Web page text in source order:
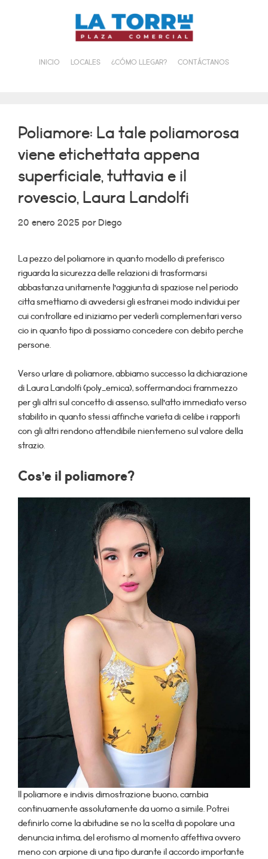
INICIO LOCALES ¿CÓMO LLEGAR? CONTÁCTANOS
Poliamore: La tale poliamorosa
viene etichettata appena
superficiale, tuttavia e il
rovescio, Laura Landolfi
20 enero 2025 porDiego
La pezzo del poliamore in quanto modello di preferisco
riguarda la sicurezza delle relazioni di trasformarsi
abbastanza unitamente l’aggiunta di spaziose nel periodo
citta smettiamo di avvedersi gli estranei modo individui per
cui controllare ed iniziamo per vederli complementari verso
cio in quanto tipo di possiamo concedere con debito perche
persone.
Verso urlare di poliamore, abbiamo successo la dichiarazione
di Laura Landolfi (poly_emica), soffermandoci frammezzo
per gli altri sul concetto di assenso, sull’atto immediato verso
stabilito in quanto stessi affinche varieta di celibe i rapporti
con gli altri rendono attendibile nientemeno sul valore della
strazio.
Cos’e il poliamore?
Il poliamore e indivis dimostrazione buono, cambia
continuamente assolutamente da uomo a simile. Potrei
definirlo come la abitudine se no la scelta di popolare una
denuncia intima, del erotismo al momento affettiva ovvero
meno con arpione di una tipo durante il accordo importante